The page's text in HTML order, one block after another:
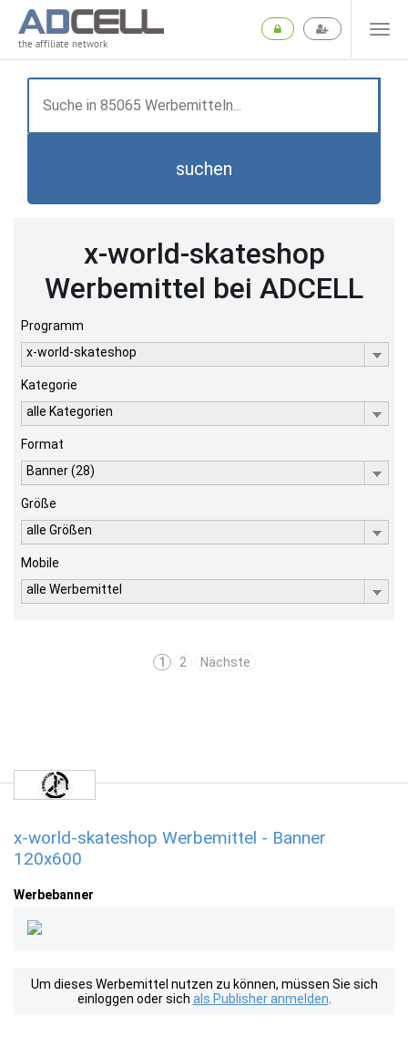
the affiliate network
suchen
x-world-skateshop
Werbemittel bei ADCELL
Programm
x-world-skateshop
Kategorie
alle Kategorien
Format
Banner (28)
Größe
alle Größen
Mobile
alle Werbemittel
1 2 Nächste
x-world-skateshop Werbemittel - Banner
120x600
Werbebanner
Um dieses Werbemittel nutzen zu können, müssen Sie sich
einloggen oder sich als Publisher anmelden